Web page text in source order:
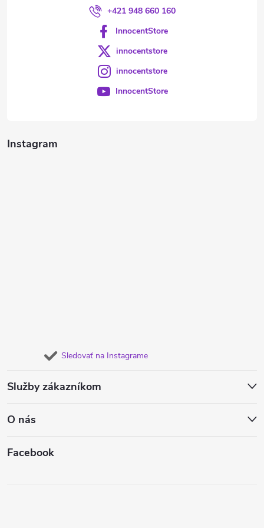
Instagram
Sledovať na Instagrame
Služby zákazníkom
O nás
Facebook
+421 948 660 160
InnocentStore
innocentstore
innocentstore
InnocentStore